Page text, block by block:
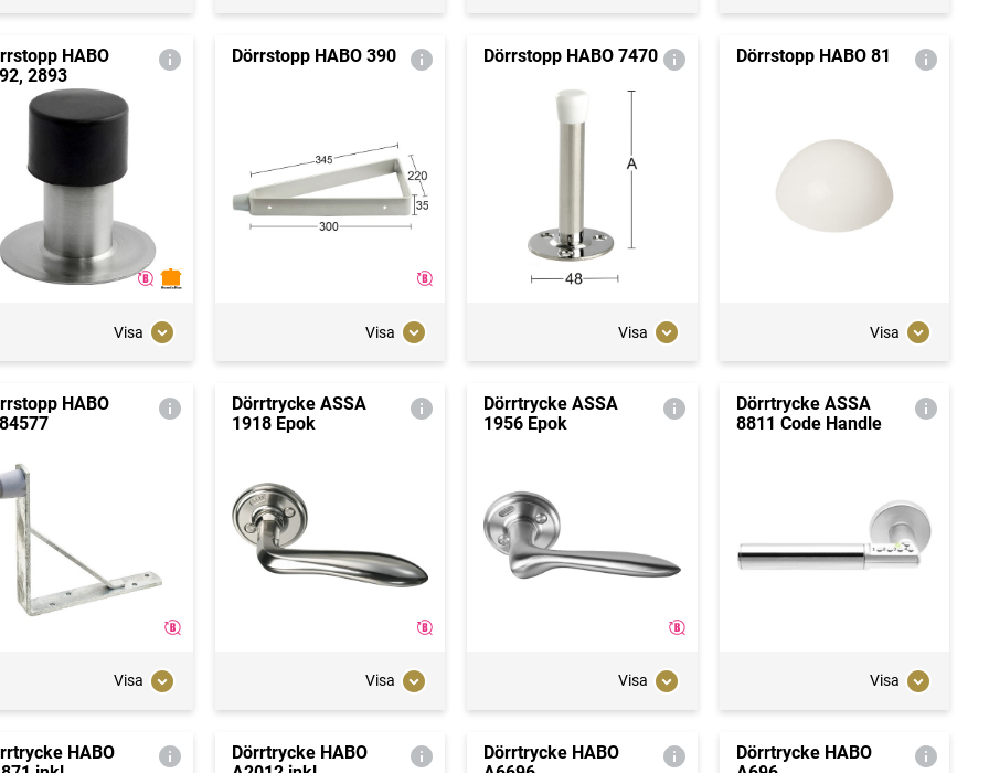
HABO
2893
Visa
Dörrstopp HABO 390
Visa
Dörrstopp HABO 7470
Visa
Dörrstopp HABO 81
Visa
HABO
Visa
Dörrtrycke ASSA
1918 Epok
Visa
Dörrtrycke ASSA
1956 Epok
Visa
Dörrtrycke ASSA
8811 Code Handle
Visa
HABO
Dörrtrycke HABO
Dörrtrycke HABO
Dörrtrycke HABO